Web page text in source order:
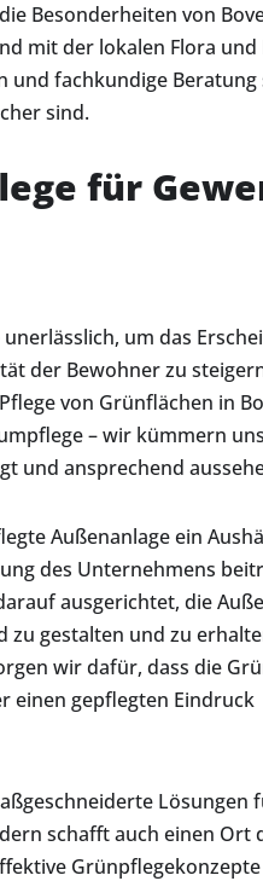
Besonderheiten von
mit der lokalen Flora
fachkundige
sind.
für
um das
der Bewohner zu
von Grünflächen in
– wir kümmern
und ansprechend
Außenanlage ein
des Unternehmens
ausgerichtet, die
zu gestalten und zu
wir dafür, dass die
einen gepflegten Eindruck
schafft auch einen